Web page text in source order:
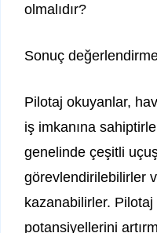
olmalıdır?
Sonuç
Pilotaj okuyanlar,
iş imkanına
genelinde çeşitli
görevlendirilebilirler
kazanabilirler.
potansiyellerini